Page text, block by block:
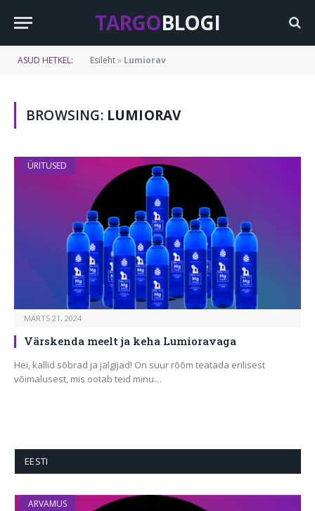
TARGOBLOGI
ASUD HETKEL: Esileht» Lumiorav
BROWSING: LUMIORAV
ÜRITUSED
MÄRTS 21, 2024
Värskenda meelt ja keha Lumioravaga
Hei, kallid sõbrad ja jälgijad! On suur rõõm teatada erilisest
võimalusest, mis ootab teid minu…
EESTI
ARVAMUS